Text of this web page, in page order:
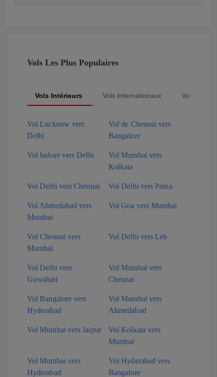
Vols Les Plus Populaires
Vols Intérieurs Vols Internationaux Vols
Vol Lucknow vers
Delhi
Vol de Chennai vers
Bangalore
Vol Indore vers Delhi
Vol Mumbai vers
Kolkata
Vol Delhi vers Chennai Vol Delhi vers Patna
Vol Ahmedabad vers
Mumbai
Vol Goa vers Mumbai
Vol Chennai vers
Mumbai
Vol Delhi vers Leh
Vol Delhi vers
Guwahati
Vol Mumbai vers
Chennai
Vol Bangalore vers
Hyderabad
Vol Mumbai vers
Ahmedabad
Vol Mumbai vers Jaipur
Vol Kolkata vers
Mumbai
Vol Mumbai vers
Hyderabad
Vol Hyderabad vers
Bangalore